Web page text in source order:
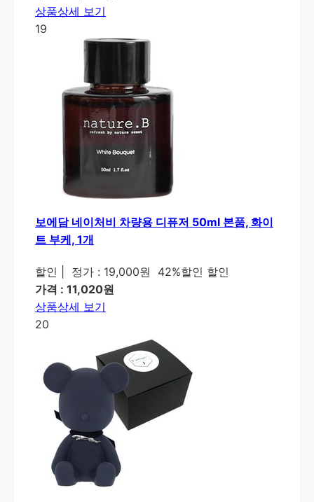
상품상세 보기
19
보에담 네이처비 차량용 디퓨저 50ml 본품, 화이
트 부케, 1개
할인 정가 : 19,000원
42%할인 할인
가격 : 11,020원
상품상세 보기
20